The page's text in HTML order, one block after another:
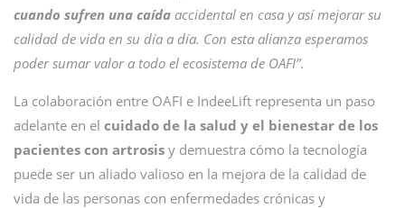
cuando sufren una caída accidental en casa y así mejorar su
calidad de vida en su día a día. Con esta alianza esperamos
poder sumar valor a todo el ecosistema de OAFI”.
La colaboración entre OAFI e IndeeLift representa un paso
adelante en el cuidado de la salud y el bienestar de los
pacientes con artrosis y demuestra cómo la tecnología
puede ser un aliado valioso en la mejora de la calidad de
vida de las personas con enfermedades crónicas y